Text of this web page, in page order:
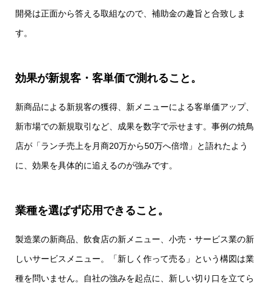
開発は正面から答える取組なので、補助金の趣旨と合致しま
す。
効果が新規客・客単価で測れること。
新商品による新規客の獲得、新メニューによる客単価アップ、
新市場での新規取引など、成果を数字で示せます。事例の焼鳥
店が「ランチ売上を月商20万から50万へ倍増」と語れたよう
に、効果を具体的に追えるのが強みです。
業種を選ばず応用できること。
製造業の新商品、飲食店の新メニュー、小売・サービス業の新
しいサービスメニュー。「新しく作って売る」という構図は業
種を問いません。自社の強みを起点に、新しい切り口を立てら